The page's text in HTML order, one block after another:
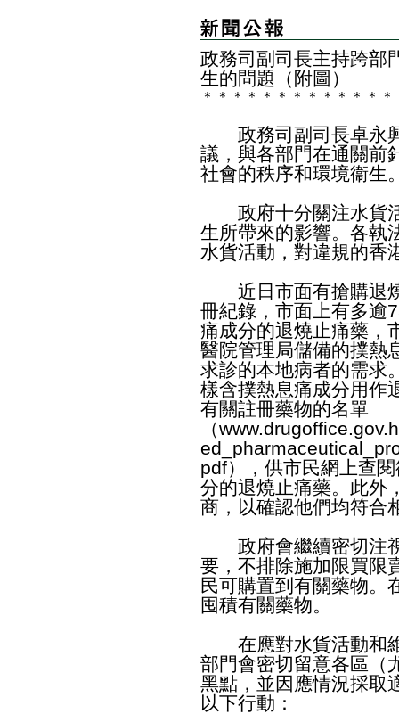
政務司副司長主持跨部
生的問題（附圖）
＊ ＊ ＊ ＊ ＊ ＊ ＊ ＊ ＊ ＊ ＊ ＊ ＊
政務司副司長卓永興
議，與各部門在通關前
社會的秩序和環境衞生
政府十分關注水貨活
生所帶來的影響。各執
水貨活動，對違規的香
近日市面有搶購退燒
冊紀錄，市面上有多逾
痛成分的退燒止痛藥，
醫院管理局儲備的撲熱
求診的本地病者的需求
樣含撲熱息痛成分用作
有關註冊藥物的名單
（
pdf），供市民網上查
分的退燒止痛藥。此外
商，以確認他們均符合
政府會繼續密切注視
要，不排除施加限買限
民可購置到有關藥物。
囤積有關藥物。
在應對水貨活動和維
部門會密切留意各區（
黑點，並因應情況採取
以下行動：